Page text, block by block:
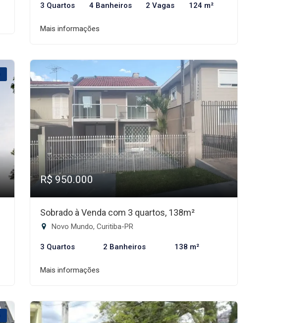
3 Quartos 4 Banheiros 2 Vagas 124 m²
Mais informações
R$ 950.000
Sobrado à Venda com 3 quartos, 138m²
Novo Mundo, Curitiba-PR
3 Quartos 2 Banheiros 138 m²
Mais informações